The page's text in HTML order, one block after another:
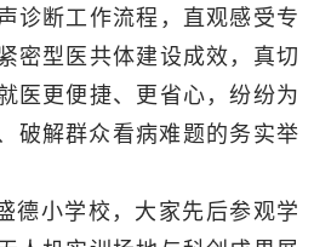
诊断工作流程，直观感受专
密型医共体建设成效，真切
医更便捷、更省心，纷纷为
破解群众看病难题的务实举
德小学校，大家先后参观学